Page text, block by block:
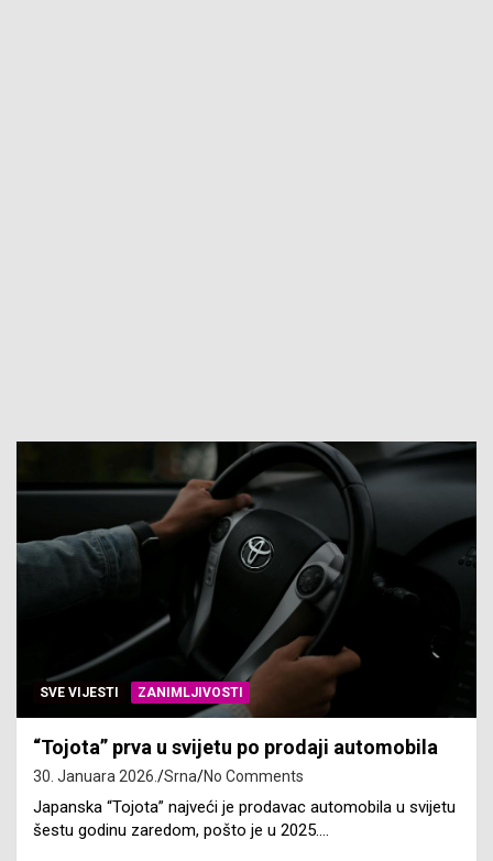
SVE VIJESTI ZANIMLJIVOSTI
“Tojota” prva u svijetu po prodaji automobila
30. Januara 2026. Srna No Comments
Japanska “Tojota” najveći je prodavac automobila u svijetu
šestu godinu zaredom, pošto je u 2025.…